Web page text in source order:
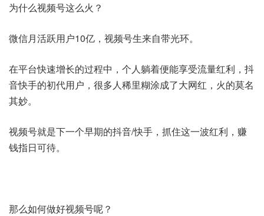
为什么视频号这么火？
微信月活跃用户10亿，视频号生来自带光环。
在平台快速增长的过程中，个人躺着便能享受流量红利，抖
音快手的初代用户，很多人稀里糊涂成了大网红，火的莫名
其妙。
视频号就是下一个早期的抖音/快手，抓住这一波红利，赚
钱指日可待。
那么如何做好视频号呢？